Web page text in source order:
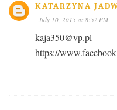
KATARZYNA
July 10, 2015 at 8:52 PM
kaja350@vp.pl
https://